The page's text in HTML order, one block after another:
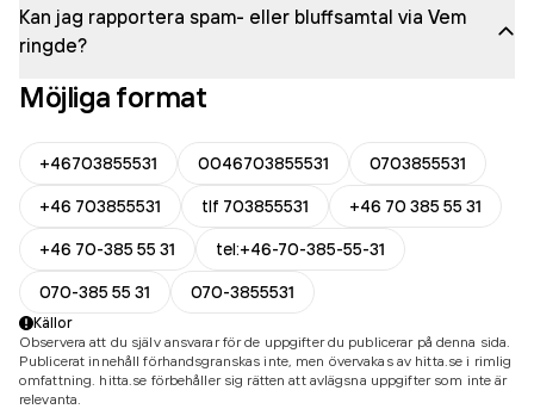
Kan jag rapportera spam- eller bluffsamtal via Vem
ringde?
Möjliga format
+46703855531 0046703855531
0703855531
+46 703855531
tlf 703855531
+46 70 385 55 31
+46 70-385 55 31
tel:+46-70-385-55-31
070-385 55 31
070-3855531
Källor
Observera att du själv ansvarar för de uppgifter du publicerar på denna sida.
Publicerat innehåll förhandsgranskas inte, men övervakas av hitta.se i rimlig
omfattning. hitta.se förbehåller sig rätten att avlägsna uppgifter som inte är
relevanta.